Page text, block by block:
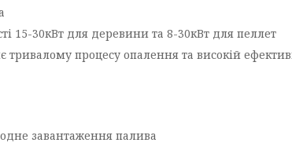
15-30кВт для деревини та 8-30кВт для пеллет
процесу опалення та високій
завантаження палива